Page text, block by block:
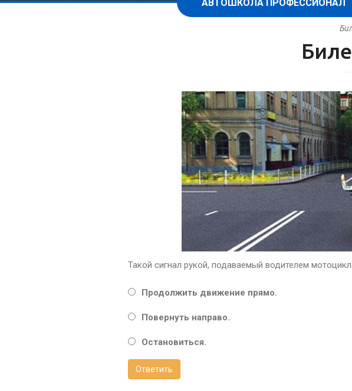
АВТОШКОЛА ПРОФЕССИОНАЛ
Такой сигнал рукой, подаваемый водителем
Продолжить движение прямо.
Повернуть направо.
Остановиться.
Ответить